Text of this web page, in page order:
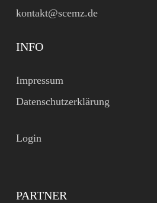
kontakt@scemz.de
INFO
Impressum
Datenschutzerklärung
Login
PARTNER